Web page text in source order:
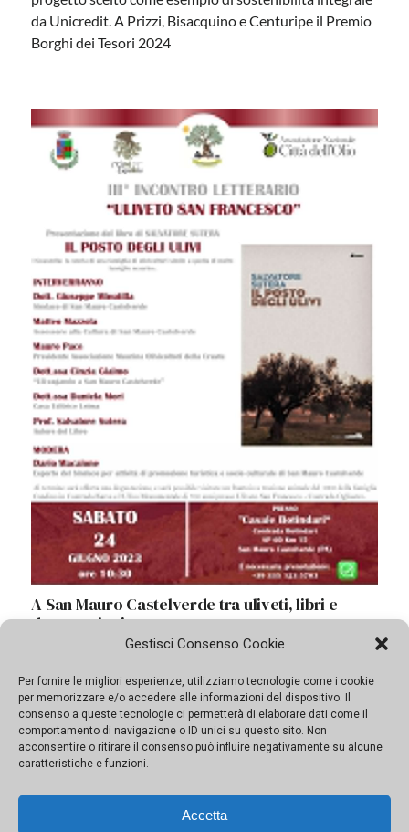
Gestisci Consenso Cookie
Per fornire le migliori esperienze, utilizziamo tecnologie come i cookie
per memorizzare e/o accedere alle informazioni del dispositivo. Il
consenso a queste tecnologie ci permetterà di elaborare dati come il
comportamento di navigazione o ID unici su questo sito. Non
acconsentire o ritirare il consenso può influire negativamente su alcune
caratteristiche e funzioni.
Accetta
da Unicredit. A Prizzi, Bisacquino e Centuripe il Premio
Borghi dei Tesori 2024
La bandiera delle Madonie sventola in cima al
Kilimangiaro
Dopo la scalata in Nepal, l’escursionista e operatore
turistico Giovanni Nicolosi, ha raggiunto la vetta più
alta dell’Africa. Sei giorni di cammino per conquistare
l’Uhuru Peak a 5895 metri d’altezza, percorrendo
complessivamente 80 chilometri di cammino